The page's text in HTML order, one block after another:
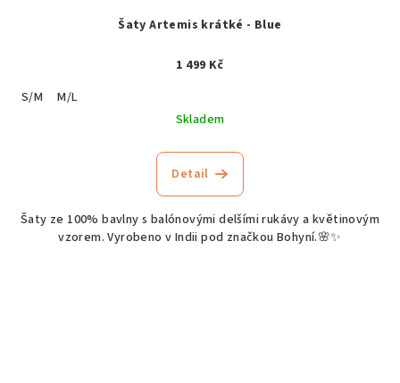
Šaty Artemis krátké - Blue
1 499 Kč
S/M
M/L
Skladem
Detail
Šaty ze 100% bavlny s balónovými delšími rukávy a květinovým
vzorem. Vyrobeno v Indii pod značkou Bohyní.🌸✨